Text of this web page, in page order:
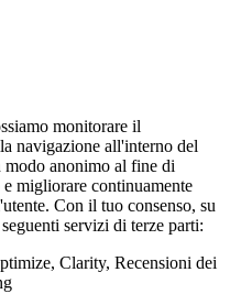
monitorare il
navigazione all'interno del
anonimo al fine di
migliorare continuamente
Con il tuo consenso, su
servizi di terze parti:
Clarity, Recensioni dei